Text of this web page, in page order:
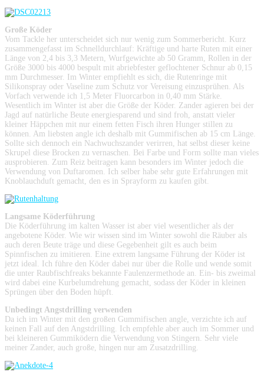
Große Köder
Vom Tackle her unterscheidet sich nur wenig zum Sommerbericht. Kurz
zusammengefasst im Schnelldurchlauf: Kräftige und harte Ruten mit einer
Länge von 2,4 bis 3,3 Metern, Wurfgewichte ab 50 Gramm, Rollen in der
Größe 3000 bis 4000 bespult mit abriebfester geflochtener Schnur ab 0,15
mm Durchmesser. Im Winter empfiehlt es sich, die Rutenringe mit
Silikonspray oder Vaseline zum Schutz vor Vereisung einzusprühen. Als
Vorfach verwende ich 1,5 Meter Fluorcarbon in 0,40 mm Stärke.
Wesentlich im Winter ist aber die Größe der Köder. Zander agieren bei der
Jagd auf natürliche Beute energiesparend und sind froh, anstatt vieler
kleiner Häppchen mit nur einem fetten Fisch ihren Hunger stillen zu
können. Am liebsten angle ich deshalb mit Gummifischen ab 15 cm Länge.
Sollte sich dennoch ein Nachwuchszander verirren, hat selbst dieser keine
Skrupel diese Brocken zu vernaschen. Bei Farbe und Form sollte man vieles
ausprobieren. Zum Reiz beitragen kann besonders im Winter jedoch die
Verwendung von Duftaromen. Ich selber habe sehr gute Erfahrungen mit
Knoblauchduft gemacht, den es in Sprayform zu kaufen gibt.
Langsame Köderführung
Die Köderführung im kalten Wasser ist aber viel wesentlicher als der
angebotene Köder. Wie wir wissen sind im Winter sowohl die Räuber als
auch deren Beute träge und diese Gegebenheit gilt es auch beim
Spinnfischen zu imitieren. Eine extrem langsame Führung der Köder ist
jetzt ideal. Ich führe den Köder dabei nur über die Rolle und wende somit
die unter Raubfischfreaks bekannte Faulenzermethode an. Ein- bis zweimal
wird dabei eine Kurbelumdrehung gemacht, sodass der Köder in kleinen
Sprüngen über den Boden hüpft.
Unbedingt Angstdrilling verwenden
Da ich im Winter mit den großen Gummifischen angle, verzichte ich auf
keinen Fall auf den Angstdrilling. Ich empfehle aber auch im Sommer und
bei kleineren Gummiködern die Verwendung von Stingern. Sehr viele
meiner Zander, auch große, hingen nur am Zusatzdrilling.